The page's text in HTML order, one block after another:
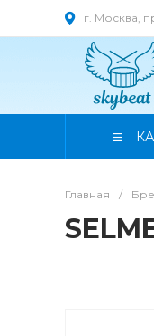
г. Москва,
Главная /